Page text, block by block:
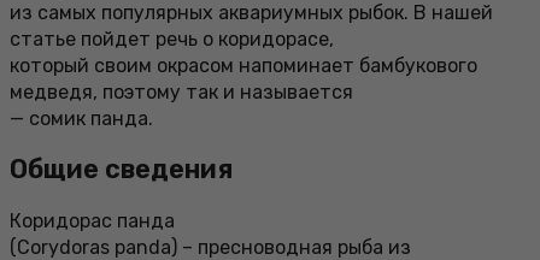
из самых популярных аквариумных рыбок. В нашей
статье пойдет речь о коридорасе,
который своим окрасом напоминает бамбукового
медведя, поэтому так и называется
— сомик панда.
Общие сведения
Коридорас панда
(Corydoras panda) – пресноводная рыба из